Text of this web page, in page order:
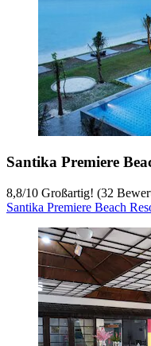
Santika Premiere
8,8/10 Großartig! (32
Santika Premiere Beach